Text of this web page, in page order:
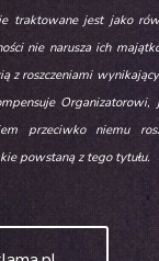
traktowane jest jako
nie narusza ich
z roszczeniami
przeciwko niemu
powstaną z tego tytułu.